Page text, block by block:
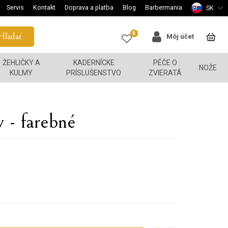
Servis Kontakt Doprava a platba Blog Barbermania SK
0 Môj účet
ŽEHLIČKY A
KULMY
KADERNÍCKE
PRÍSLUŠENSTVO
PÉČE O
ZVIERATÁ
NOŽE
- farebné